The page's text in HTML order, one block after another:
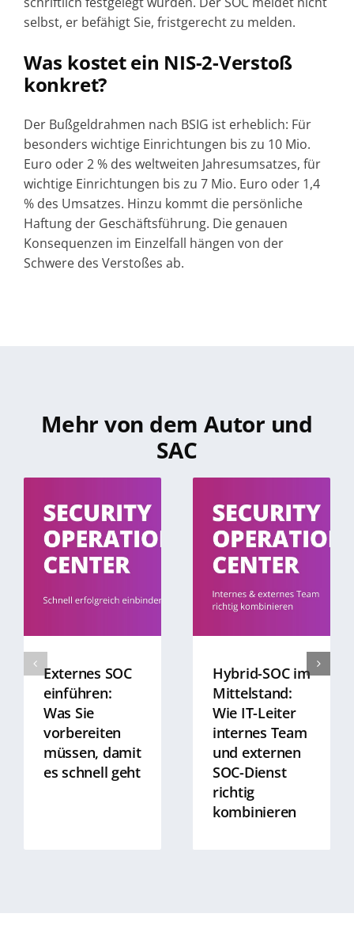
selbst, er befähigt Sie, fristgerecht zu melden.
Was kostet ein NIS-2-Verstoß
konkret?
Der Bußgeldrahmen nach BSIG ist erheblich: Für
besonders wichtige Einrichtungen bis zu 10 Mio.
Euro oder 2 % des weltweiten Jahresumsatzes, für
wichtige Einrichtungen bis zu 7 Mio. Euro oder 1,4
% des Umsatzes. Hinzu kommt die persönliche
Haftung der Geschäftsführung. Die genauen
Konsequenzen im Einzelfall hängen von der
Schwere des Verstoßes ab.
Mehr von dem Autor und
SAC
Externes SOC
einführen:
Was Sie
vorbereiten
müssen, damit
es schnell geht
Hybrid-SOC im
Mittelstand:
Wie IT-Leiter
internes Team
und externen
SOC-Dienst
richtig
kombinieren